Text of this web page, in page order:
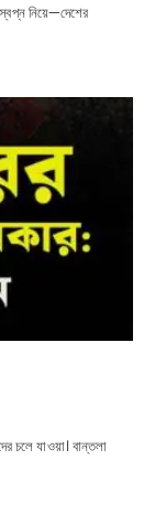
নিয়ে—দেশের
চলে যাওয়া। বান্তলা